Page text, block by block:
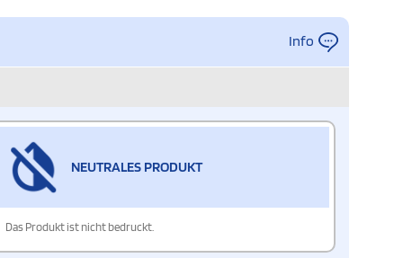
Info
NEUTRALES PRODUKT
Das Produkt ist nicht bedruckt.